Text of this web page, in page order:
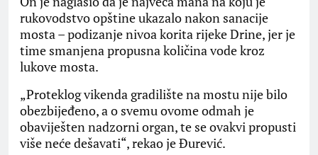
rukovodstvo opštine ukazalo nakon sanacije
mosta – podizanje nivoa korita rijeke Drine, jer je
time smanjena propusna količina vode kroz
lukove mosta.
„Proteklog vikenda gradilište na mostu nije bilo
obezbijeđeno, a o svemu ovome odmah je
obaviješten nadzorni organ, te se ovakvi propusti
više neće dešavati“, rekao je Đurević.